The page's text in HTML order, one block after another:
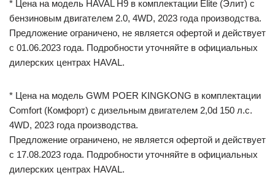
* Цена на модель HAVAL H9 в комплектации Elite (Элит) с
бензиновым двигателем 2.0, 4WD, 2023 года производства.
Предложение ограничено, не является офертой и действует
с 01.06.2023 года. Подробности уточняйте в официальных
дилерских центрах HAVAL.
* Цена на модель GWM POER KINGKONG в комплектации
Comfort (Комфорт) с дизельным двигателем 2,0d 150 л.с.
4WD, 2023 года производства.
Предложение ограничено, не является офертой и действует
с 17.08.2023 года. Подробности уточняйте в официальных
дилерских центрах HAVAL.